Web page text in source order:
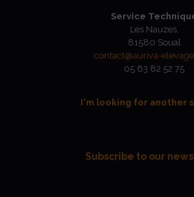
Service
Les Nauzes,
81580 Soual
contact@auriva-
05 63 82 52 75
I'm looking for another
Subscribe to our